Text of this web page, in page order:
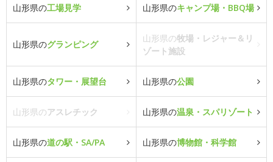
山形県の工場見学 山形県のキャンプ場・BBQ場
山形県のグランピング
山形県の牧場・レジャー＆リ
ゾート施設
山形県のタワー・展望台 山形県の公園
山形県のアスレチック 山形県の温泉・スパリゾート
山形県の道の駅・SA/PA 山形県の博物館・科学館